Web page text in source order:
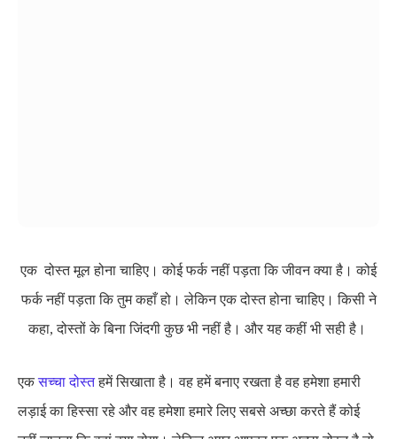
एक दोस्त मूल होना चाहिए। कोई फर्क नहीं पड़ता कि जीवन क्या है। कोई
फर्क नहीं पड़ता कि तुम कहाँ हो। लेकिन एक दोस्त होना चाहिए। किसी ने
कहा, दोस्तों के बिना जिंदगी कुछ भी नहीं है। और यह कहीं भी सही है।
एकसच्चा दोस्तहमें सिखाता है। वह हमें बनाए रखता है वह हमेशा हमारी
लड़ाई का हिस्सा रहे और वह हमेशा हमारे लिए सबसे अच्छा करते हैं कोई